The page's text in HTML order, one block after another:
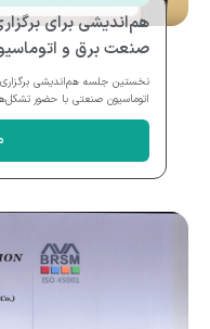
هم‌اندیشی برای
صنعت برق و
نخستین جلسه هم‌اندیشی
اتوماسیون صنعتی با حضور